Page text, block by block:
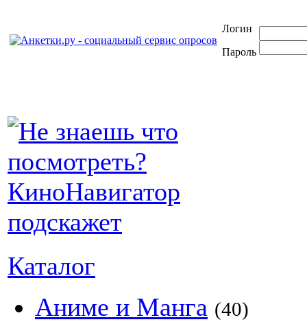
Логин
Пароль
Каталог
Аниме и Манга (40)